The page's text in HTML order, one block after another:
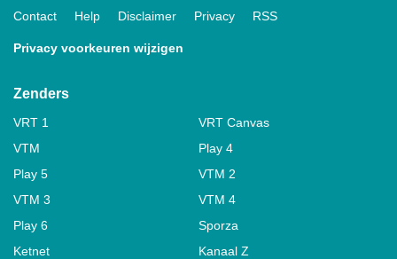
Contact Help Disclaimer Privacy RSS
Privacy voorkeuren wijzigen
Zenders
VRT 1
VRT Canvas
VTM
Play 4
Play 5
VTM 2
VTM 3
VTM 4
Play 6
Sporza
Ketnet
Kanaal Z